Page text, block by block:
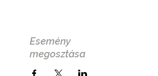
Esemény
megosztása